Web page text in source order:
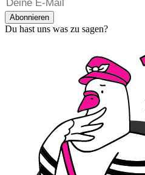
Abonnieren
Du hast uns was zu sagen?